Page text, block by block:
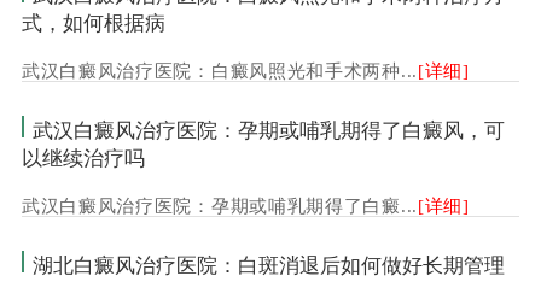
式，如何根据病
武汉白癜风治疗医院：白癜风照光和手术两种...[详细]
武汉白癜风治疗医院：孕期或哺乳期得了白癜风，可
以继续治疗吗
武汉白癜风治疗医院：孕期或哺乳期得了白癜...[详细]
湖北白癜风治疗医院：白斑消退后如何做好长期管理